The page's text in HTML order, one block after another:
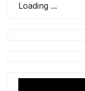
Loading ...